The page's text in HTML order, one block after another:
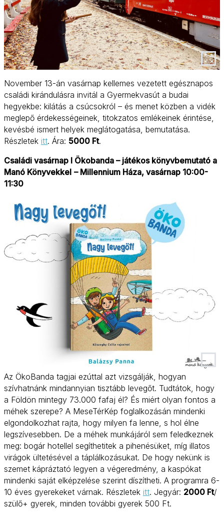
November 13-án vasárnap kellemes vezetett egésznapos
családi kirándulásra invitál a Gyermekvasút a budai
hegyekbe: kilátás a csúcsokról – és menet közben a vidék
meglepő érdekességeinek, titokzatos emlékeinek érintése,
kevésbé ismert helyek meglátogatása, bemutatása.
Részletek itt. Ára: 5000 Ft.
Családi vasárnap I Ökobanda – játékos könyvbemutató a
Manó Könyvekkel – Millennium Háza, vasárnap 10:00-
11:30
Az ÖkoBanda tagjai ezúttal azt vizsgálják, hogyan
szívhatnánk mindannyian tisztább levegőt. Tudtátok, hogy
a Földön mintegy 73.000 fafaj él? És miért olyan fontos a
méhek szerepe? A MeseTérKép foglalkozásán mindenki
elgondolkozhat rajta, hogy milyen fa lenne, s hol élne
legszívesebben. De a méhek munkájáról sem feledkeznek
meg: bogár hotellel segíthetitek a pihenésüket, míg illatos
virágok ültetésével a táplálkozásukat. De hogy nekünk is
szemet kápráztató legyen a végeredmény, a kaspókat
mindenki saját elképzelése szerint díszítheti. A programra 6-
10 éves gyerekeket várnak. Részletek itt. Jegyár: 2000 Ft/
szülő+ gyerek, minden további gyerek 500 Ft.